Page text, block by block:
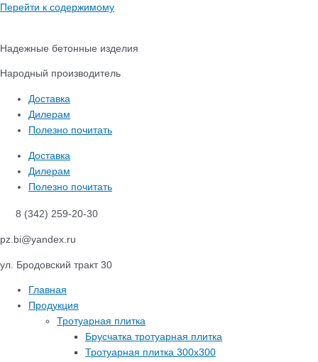
Перейти к содержимому
Надежные бетонные изделия
Народный производитель
Доставка
Дилерам
Полезно почитать
Доставка
Дилерам
Полезно почитать
8 (342) 259-20-30
pz.bi@yandex.ru
ул. Бродовский тракт 30
Главная
Продукция
Тротуарная плитка
Брусчатка тротуарная плитка
Тротуарная плитка 300х300